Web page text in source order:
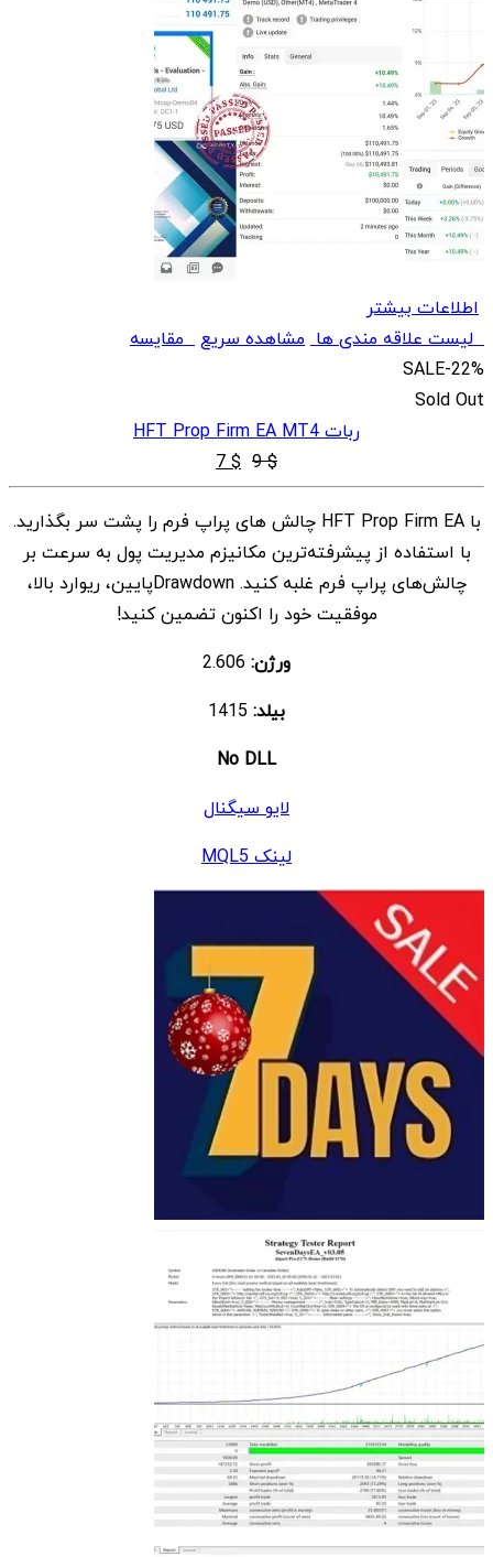
اطلاعات بیشتر
لیست علاقه مندی ها مشاهده سریعمقایسه
SALE-22%
Sold Out
ربات HFT Prop Firm EA MT4
$
9
قیمت
اصلی
$ 9
بود.
$
7 قیمت
فعلی
$ 7
است.
با HFT Prop Firm EA چالش های پراپ فرم را پشت سر بگذارید.
با استفاده از پیشرفته‌ترین مکانیزم مدیریت پول به سرعت بر
چالش‌های پراپ فرم غلبه کنید. Drawdownپایین، ریوارد بالا،
موفقیت خود را اکنون تضمین کنید!
ورژن:
بیلد:
No DLL
لایو سیگنال
لینک MQL5